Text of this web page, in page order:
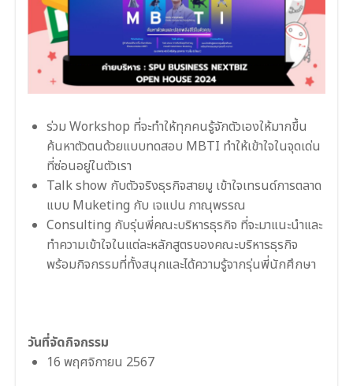
ร่วม Workshop ที่จะทำให้ทุกคนรู้จักตัวเองให้มากขึ้น
ค้นหาตัวตนด้วยแบบทดสอบ MBTI ทำให้เข้าใจในจุดเด่น
ที่ซ่อนอยู่ในตัวเรา
Talk show กับตัวจริงธุรกิจสายมู เข้าใจเทรนด์การตลาด
แบบ Muketing กับ เจแปน ภาณุพรรณ
Consulting กับรุ่นพี่คณะบริหารธุรกิจ ที่จะมาแนะนำและ
ทำความเข้าใจในแต่ละหลักสูตรของคณะบริหารธุรกิจ
พร้อมกิจกรรมที่ทั้งสนุกและได้ความรู้จากรุ่นพี่นักศึกษา
วันที่จัดกิจกรรม
16 พฤศจิกายน 2567